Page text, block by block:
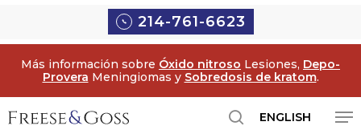
principal
214-761-6623
Más información sobre Óxido nitroso Lesiones, Depo-
Provera Meningiomas y Sobredosis de kratom.
ENGLISH